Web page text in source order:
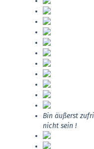
Bin äußerst
nicht sein !